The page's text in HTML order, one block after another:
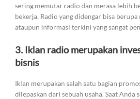
sering memutar radio dan merasa lebih
bekerja. Radio yang didengar bisa
ataupun informasi terkini yang sangat
3. Iklan radio merupakan
bisnis
Iklan merupakan salah satu bagian
dilepaskan dari sebuah usaha. Saat Anda